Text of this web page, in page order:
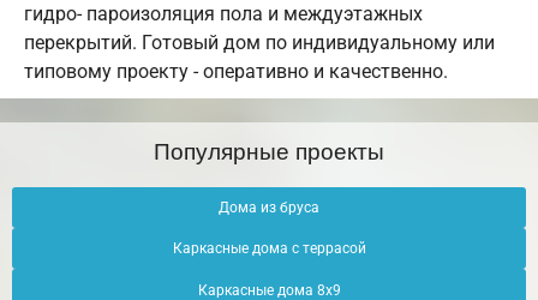
гидро- пароизоляция пола и междуэтажных
перекрытий. Готовый дом по индивидуальному или
типовому проекту - оперативно и качественно.
Популярные проекты
Дома из бруса
Каркасные дома с террасой
Каркасные дома 8х9